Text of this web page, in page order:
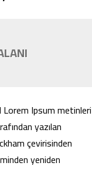
Lorem Ipsum metinleri
yazılan
çevirisinden
yeniden